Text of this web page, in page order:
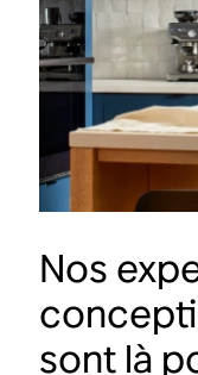
Nos
sont là